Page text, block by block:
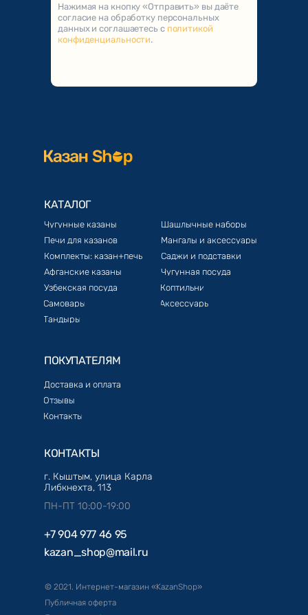
Нажимая на кнопку «Отправить» вы даёте
согласие на обработку персональных
данных и соглашаетесь с политикой
конфиденциальности.
КАТАЛОГ
ПОКУПАТЕЛЯМ
ПН-ПТ 10:00-19:00
© 2021. Интернет-магазин «KazanShop»
Чугунные казаны
Печи для казанов
Комплекты: казан+печь
Афганские казаны
Узбекская посуда
Шашлычные наборы
Мангалы и аксессуары
Доставка и оплата
Отзывы
Контакты
Саджи и подставки
Аксессуары
Самовары
Коптильни
Чугунная посуда
Тандыры
КОНТАКТЫ
г. Кыштым, улица Карла
Либкнехта, 113
+7 904 977 46 95
kazan_shop@mail.ru
Публичная оферта